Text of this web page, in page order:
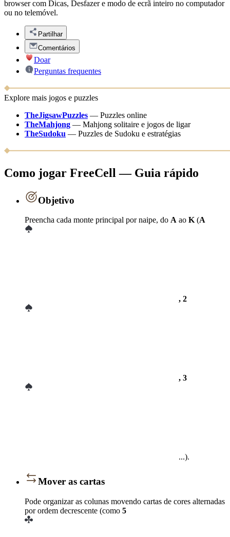
browser com Dicas, Desfazer e modo de ecrã inteiro no computador
ou no telemóvel.
Partilhar
Comentários
Doar
Perguntas frequentes
Explore mais jogos e puzzles
TheJigsawPuzzles — Puzzles online
TheMahjong — Mahjong solitaire e jogos de ligar
TheSudoku — Puzzles de Sudoku e estratégias
Como jogar FreeCell — Guia rápido
Objetivo
Preencha cada monte principal por naipe, do A ao K (A
, 2
, 3
...).
Mover as cartas
Pode organizar as colunas movendo cartas de cores alternadas
por ordem decrescente (como 5